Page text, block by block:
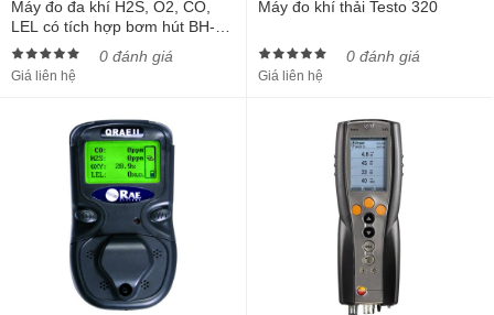
Máy đo đa khí H2S, O2, CO,
LEL có tích hợp bơm hút BH-
4A/Pump
0 đánh giá
Giá liên hệ
Máy đo khí thải Testo 320
0 đánh giá
Giá liên hệ